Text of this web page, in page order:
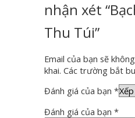
nhận xét
Thu Túi”
Email của bạn sẽ
khai. Các trường bắt
Đánh giá của bạn*
Đánh giá của bạn*